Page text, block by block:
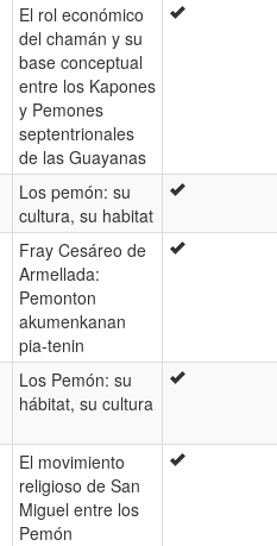
El rol económico
del chamán y su
base conceptual
entre los Kapones
y Pemones
septentrionales
de las Guayanas
Los pemón: su
cultura, su habitat
Fray Cesáreo de
Armellada:
Pemonton
akumenkanan
pia-tenin
Los Pemón: su
hábitat, su cultura
El movimiento
religioso de San
Miguel entre los
Pemón